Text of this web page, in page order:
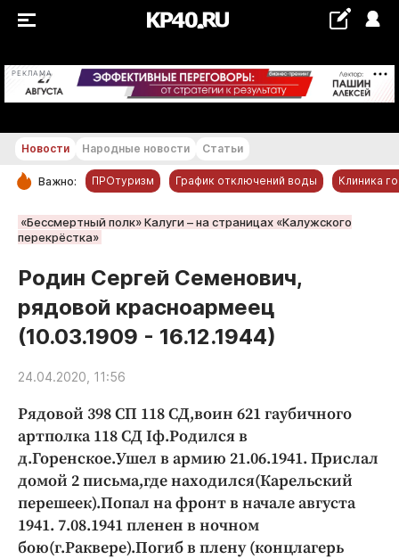
РЕКЛАМА +23...+24 °С
РУБРИКИ
Новости компаний
Статьи
Народные новости
Благоустройство
Криминал
Культура
Недвижимость и ЖКХ
Образование
Общество
Погода
Новости Народные новости Статьи
Важно: ПРОтуризм График отключений воды Клиника
«Бессмертный полк» Калуги – на страницах «Калужского
перекрёстка»
Родин Сергей Семенович,
рядовой красноармеец
(10.03.1909 - 16.12.1944)
24.04.2020, 11:56
Рядовой 398 СП 118 СД,воин 621 гаубичного
артполка 118 СД Iф.Родился в
д.Горенское.Ушел в армию 21.06.1941. Прислал
домой 2 письма,где находился(Карельский
перешеек).Попал на фронт в начале августа
1941. 7.08.1941 пленен в ночном
бою(г.Раквере).Погиб в плену (концлагерь